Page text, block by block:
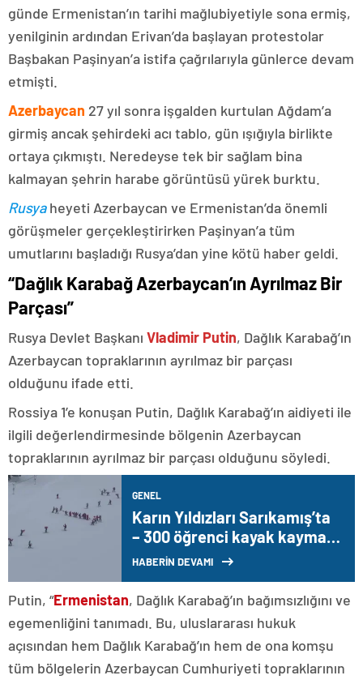
günde Ermenistan’ın tarihi mağlubiyetiyle sona ermiş,
yenilginin ardından Erivan’da başlayan protestolar
Başbakan Paşinyan’a istifa çağrılarıyla günlerce devam
etmişti.
Azerbaycan 27 yıl sonra işgalden kurtulan Ağdam’a
girmiş ancak şehirdeki acı tablo, gün ışığıyla birlikte
ortaya çıkmıştı. Neredeyse tek bir sağlam bina
kalmayan şehrin harabe görüntüsü yürek burktu.
Rusyaheyeti Azerbaycan ve Ermenistan’da önemli
görüşmeler gerçekleştirirken Paşinyan’a tüm
umutlarını başladığı Rusya’dan yine kötü haber geldi.
“Dağlık Karabağ Azerbaycan’ın Ayrılmaz Bir
Parçası”
Rusya Devlet Başkanı Vladimir Putin, Dağlık Karabağ’ın
Azerbaycan topraklarının ayrılmaz bir parçası
olduğunu ifade etti.
Rossiya 1’e konuşan Putin, Dağlık Karabağ’ın aidiyeti ile
ilgili değerlendirmesinde bölgenin Azerbaycan
topraklarının ayrılmaz bir parçası olduğunu söyledi.
GENEL
Karın Yıldızları Sarıkamış’ta
– 300 öğrenci kayak kaymayı
öğreniyor
HABERİN DEVAMI
Putin, “Ermenistan, Dağlık Karabağ’ın bağımsızlığını ve
egemenliğini tanımadı. Bu, uluslararası hukuk
açısından hem Dağlık Karabağ’ın hem de ona komşu
tüm bölgelerin Azerbaycan Cumhuriyeti topraklarının